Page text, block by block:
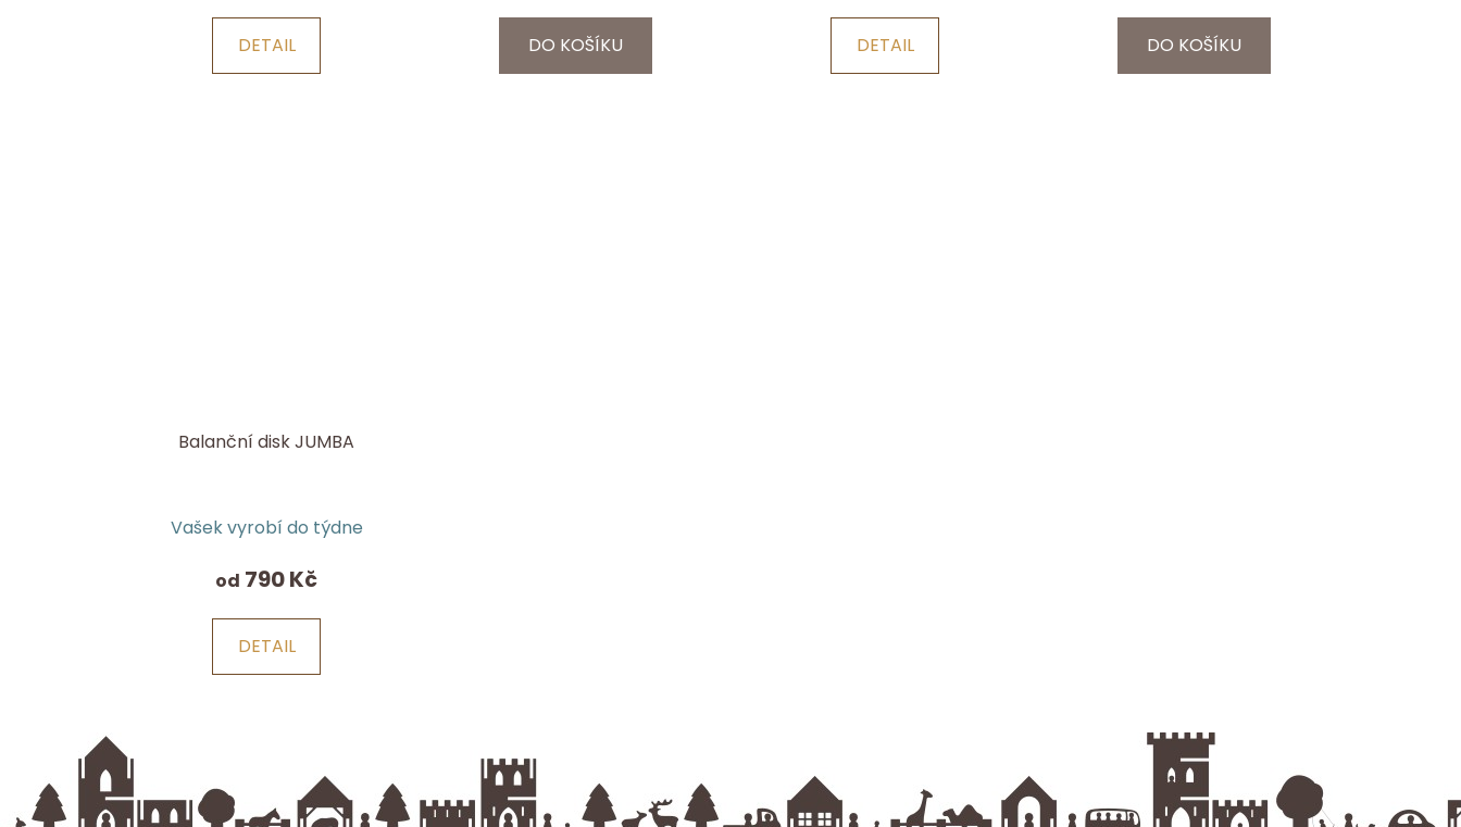
DETAIL DO KOŠÍKU DETAIL DO KOŠÍKU
Balanční disk JUMBA
hodnocení
produktu
5,0
z
Vašek vyrobí do týdne
od 790 Kč
DETAIL